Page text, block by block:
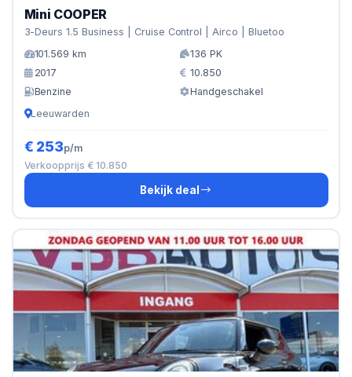
Mini COOPER
3-Deurs 1.5 Business | Cruise Control | Airco | Bluetoo
101.569 km
136 PK
2017
10.850
Benzine
Handgeschakel
Leeuwarden
€ 253p/m
Verkoopprijs € 10.850
Bekijk deal